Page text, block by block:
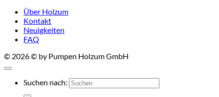
Über Holzum
Kontakt
Neuigkeiten
FAQ
© 2026 © by Pumpen Holzum GmbH
Suchen nach: